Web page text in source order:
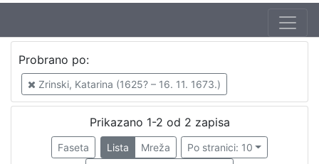
Jezik
hrvatski
Probrano po:
Zrinski, Katarina (1625? – 16. 11. 1673.)
Prikazano 1-2 od 2 zapisa
Faseta Lista Mreža
Po stranici: 10